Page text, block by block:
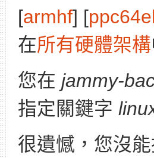
[armhf] [ppc64el
在所有硬體架構
您在 jammy-
指定關鍵字
很遺憾，您沒